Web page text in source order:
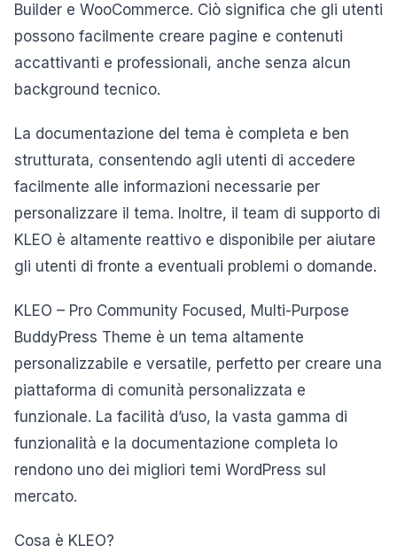
Builder e WooCommerce. Ciò significa che gli utenti
possono facilmente creare pagine e contenuti
accattivanti e professionali, anche senza alcun
background tecnico.
La documentazione del tema è completa e ben
strutturata, consentendo agli utenti di accedere
facilmente alle informazioni necessarie per
personalizzare il tema. Inoltre, il team di supporto di
KLEO è altamente reattivo e disponibile per aiutare
gli utenti di fronte a eventuali problemi o domande.
KLEO – Pro Community Focused, Multi-Purpose
BuddyPress Theme è un tema altamente
personalizzabile e versatile, perfetto per creare una
piattaforma di comunità personalizzata e
funzionale. La facilità d’uso, la vasta gamma di
funzionalità e la documentazione completa lo
rendono uno dei migliori temi WordPress sul
mercato.
Cosa è KLEO?